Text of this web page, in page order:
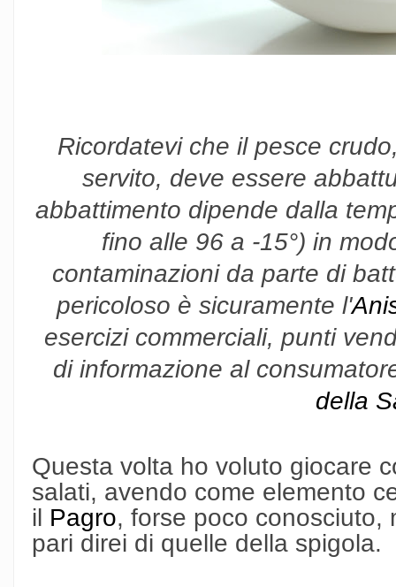
Ricordatevi che il pesce
servito, deve essere
abbattimento dipende dalla
fino alle 96 a -15°) in
contaminazioni da parte di
pericoloso è sicuramente l'
esercizi commerciali, punti
di informazione al
della
Questa volta ho voluto giocare
salati, avendo come elemento
il Pagro, forse poco conosciuto,
pari direi di quelle della spigola.